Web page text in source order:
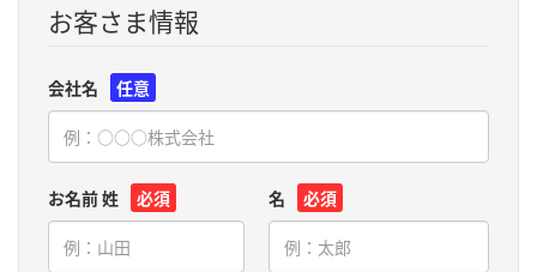
お客さま情報
会社名 任意
お名前 姓 必須 名 必須